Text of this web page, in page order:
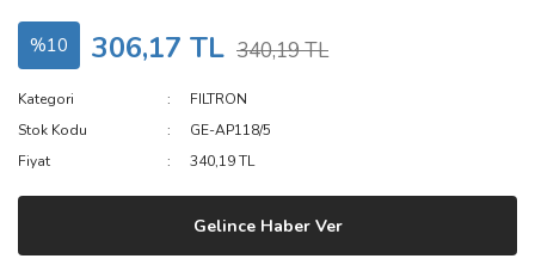
%10 306,17 TL 340,19 TL
Kategori
FILTRON
Stok Kodu
GE-AP118/5
Fiyat
340,19 TL
Gelince Haber Ver